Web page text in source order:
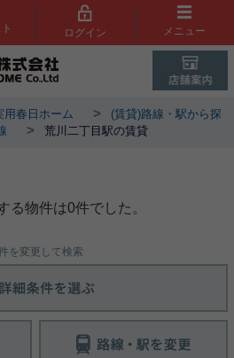
ログイン メニュー
春日ホーム >
(賃貸)路線・駅から探
> 荒川二丁目駅の賃貸
る物件は0件でした。
を変更して検索